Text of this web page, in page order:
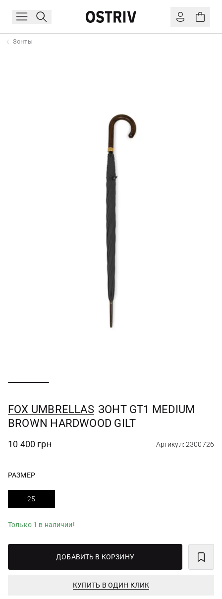
Зонты
FOX UMBRELLAS ЗОНТ GT1 MEDIUM
BROWN HARDWOOD GILT
10 400 грн Артикул: 2300726
РАЗМЕР
25
Только 1 в наличии!
ДОБАВИТЬ В КОРЗИНУ
КУПИТЬ В ОДИН КЛИК